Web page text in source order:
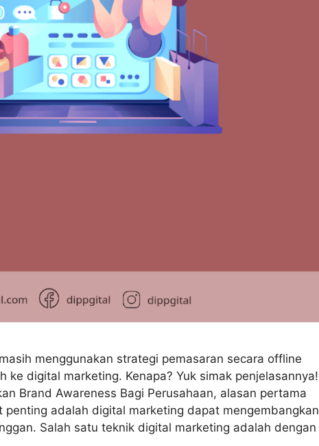
menggunakan strategi pemasaran secara offline
ke digital marketing. Kenapa? Yuk simak penjelasannya!
Brand Awareness Bagi Perusahaan, alasan pertama
adalah digital marketing dapat mengembangkan
Salah satu teknik digital marketing adalah dengan